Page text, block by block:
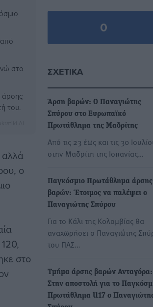
στο
άρσης
του.
αλλά
ο
στο
0
ΣΧΕΤΙΚΆ
Άρση βαρών: Ο Παναγιώτης
Σπύρου στο Ευρωπαϊκό
Πρωτάθλημα της Μαδρίτης
Από τις 23 έως και τις 30
στην Μαδρίτη της Ισπανίας…
Παγκόσμιο Πρωτάθλημα άρσης
βαρών: Έτοιμος να παλέψει ο
Παναγιώτης Σπύρου
Για το Κάλι της Κολομβίας θα
αναχωρήσει ο Παναγιώτης
του ΠΑΣ…
Τμήμα άρσης βαρών Ανταγόρα:
Στην αποστολή για το
Πρωτάθλημα U17 ο